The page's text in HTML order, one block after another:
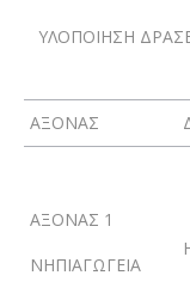
ΥΛΟΠΟΙΗΣΗ
ΑΞΟΝΑΣ
ΑΞΟΝΑΣ 1
ΝΗΠΙΑΓΩΓΕΙΑ